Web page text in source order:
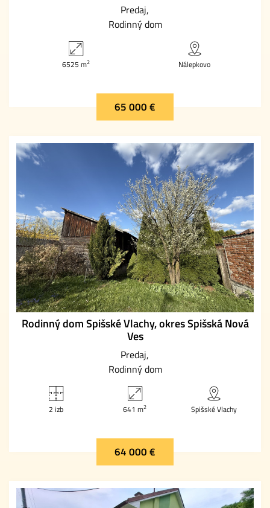
Predaj
Rodinný dom
6525 m2 Nálepkovo
65 000 €
Rodinný dom Spišské Vlachy, okres Spišská Nová
Ves
Predaj
Rodinný dom
2 izb 641 m2 Spišské Vlachy
64 000 €